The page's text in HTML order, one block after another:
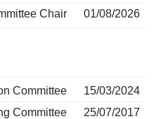
Chair
01/08/2026
Committee
15/03/2024
Committee
25/07/2017